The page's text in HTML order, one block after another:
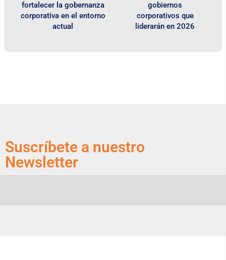
fortalecer la gobernanza
corporativa en el entorno
actual
gobiernos
corporativos que
liderarán en 2026
Suscríbete a nuestro
Newsletter